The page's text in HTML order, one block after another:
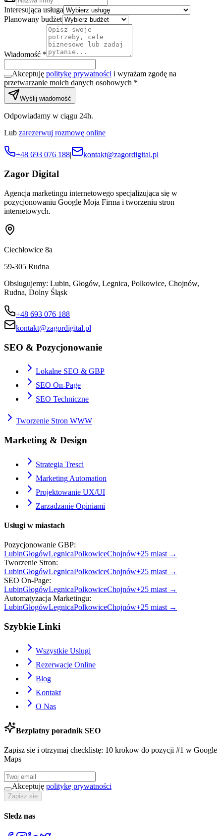
Interesująca usługa
Planowany budżet
Wiadomość *
Akceptuję politykę prywatności i wyrażam zgodę na
przetwarzanie moich danych osobowych *
Wyślij wiadomość
Odpowiadamy w ciągu 24h.
Lub zarezerwuj rozmowę online
+48 693 076 188| kontakt@zagordigital.pl
Zagor Digital
Agencja marketingu internetowego specjalizująca się w
pozycjonowaniu Google Moja Firma i tworzeniu stron
internetowych.
Ciechłowice 8a
59-305 Rudna
Obslugujemy: Lubin, Głogów, Legnica, Polkowice, Chojnów,
Rudna, Dolny Śląsk
+48 693 076 188
kontakt@zagordigital.pl
SEO & Pozycjonowanie
Lokalne SEO & GBP
SEO On-Page
SEO Techniczne
Tworzenie Stron WWW
Marketing & Design
Strategia Tresci
Marketing Automation
Projektowanie UX/UI
Zarzadzanie Opiniami
Usługi w miastach
Pozycjonowanie GBP:
LubinGłogówLegnicaPolkowiceChojnów+25 miast →
Tworzenie Stron:
LubinGłogówLegnicaPolkowiceChojnów+25 miast →
SEO On-Page:
LubinGłogówLegnicaPolkowiceChojnów+25 miast →
Automatyzacja Marketingu:
LubinGłogówLegnicaPolkowiceChojnów+25 miast →
Szybkie Linki
Wszystkie Uslugi
Rezerwacje Online
Blog
Kontakt
O Nas
Bezplatny poradnik SEO
Zapisz sie i otrzymaj checklistę: 10 krokow do pozycji #1 w Google
Maps
Akceptuję politykę prywatności
Zapisz sie
Sledz nas